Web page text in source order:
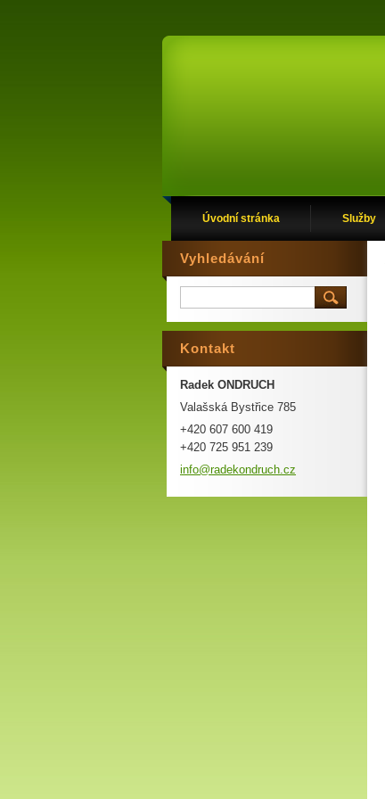
Úvodní stránka Služby
Vyhledávání
Kontakt
Radek ONDRUCH
Valašská Bystřice 785
+420 607 600 419
+420 725 951 239
info@radekondruc h.cz